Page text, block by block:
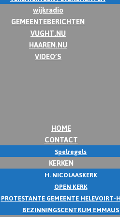
wijkradio
GEMEENTEBERICHTEN
VUGHT.NU
HAAREN.NU
VIDEO’S
HOME
CONTACT
Spelregels
KERKEN
H. NICOLAASKERK
OPEN KERK
PROTESTANTE GEMEENTE HELEVOIRT-
BEZINNINGSCENTRUM EMMAUS